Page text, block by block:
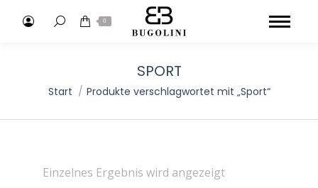
Search: 0
SPORT
Sie befinden sich hier:
Start Produkte verschlagwortet mit „Sport“
Einzelnes Ergebnis wird angezeigt